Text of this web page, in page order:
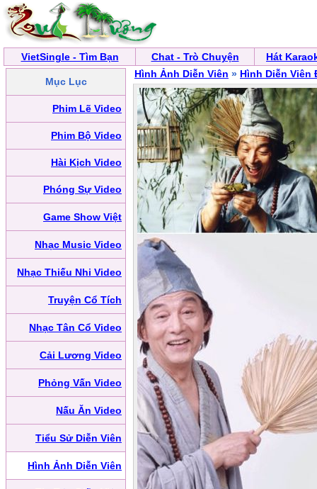
VietSingle - Tìm Bạn Chat - Trò Chuyện Hát
Mục Lục
Phim Lẽ Video
Phim Bộ Video
Hài Kịch Video
Phóng Sự Video
Game Show Việt
Nhạc Music Video
Nhạc Thiếu Nhi Video
Truyện Cổ Tích
Nhạc Tân Cổ Video
Cải Lương Video
Phỏng Vấn Video
Nấu Ăn Video
Tiểu Sử Diễn Viên
Hình Ảnh Diễn Viên
Hình Ảnh Diễn Viên » Hình Diễn Viên